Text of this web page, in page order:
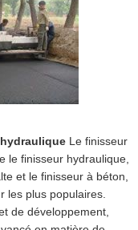
Le finisseur
le finisseur hydraulique,
et le finisseur à béton,
les plus populaires.
de développement,